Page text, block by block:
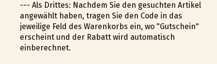
--- Als Drittes: Nachdem Sie den gesuchten Artikel
angewählt haben, tragen Sie den Code in das
jeweilige Feld des Warenkorbs ein, wo "Gutschein"
erscheint und der Rabatt wird automatisch
einberechnet.